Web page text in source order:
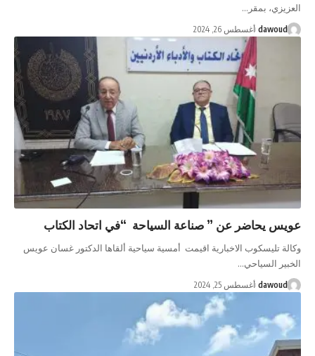
العزيزي، بمقر…
dawoud أغسطس 26, 2024
عويس يحاضر عن ” صناعة السياحة “في اتحاد الكتاب
وكالة تليسكوب الاخبارية اقيمت أمسية سياحية ألقاها الدكتور غسان عويس
الخبير السياحي…
dawoud أغسطس 25, 2024